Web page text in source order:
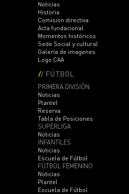
Noticias
Historia
Comisión directiva
Acta fundacional
Momentos históricos
Sede Social y cultural
Galería de imagenes
Logo CAA
FÚTBOL
PRIMERA DIVISIÓN
Noticias
Plantel
Reserva
Tabla de Posiciones
SUPERLIGA
Noticias
INFANTILES
Noticias
Escuela de Fútbol
FÚTBOL FEMENINO
Noticias
Plantel
Escuela de Fútbol